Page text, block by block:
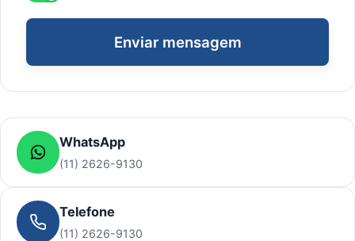
Enviar mensagem
WhatsApp
(11) 2626-9130
Telefone
(11) 2626-9130